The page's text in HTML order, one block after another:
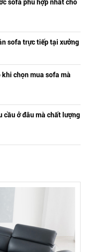
sofa phù hợp nhất cho
sofa trực tiếp tại xưởng
chọn mua sofa mà
cầu ở đâu mà chất lượng